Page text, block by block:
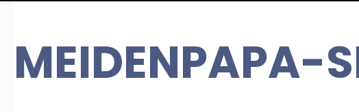
MEIDENPAPA-